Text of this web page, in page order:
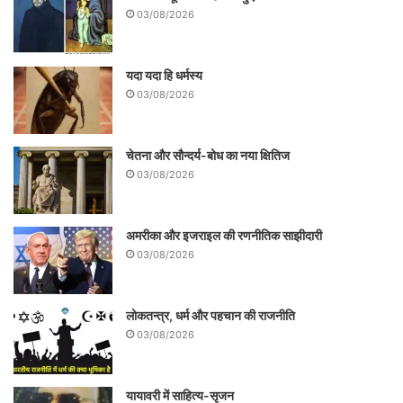
ढाँचा जिसके भीतर न विचार की स्पष्टता है, न संगठन
की दृढ़ता,न आचरण की मर्यादा, न नेतृत्व की ऊर्जा।
उसके लिए अब हर चुनाव जीवन-मरण का प्रश्न बन
चुका है।
03/08/2026
यदा यदा हि धर्मस्य
03/08/2026
चेतना और सौन्दर्य-बोध का नया क्षितिज
03/08/2026
अमरीका और इजराइल की रणनीतिक साझीदारी
03/08/2026
लोकतन्त्र, धर्म और पहचान की राजनीति
03/08/2026
यायावरी में साहित्य-सृजन